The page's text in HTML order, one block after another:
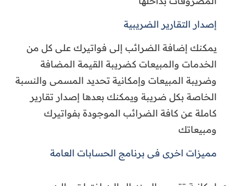
إصدار التقارير الضريبية
يمكنك إضافة الضرائب إلى فواتيرك على كل من
الخدمات والمبيعات كضريبة القيمة المضافة
وضريبة المبيعات وإمكانية تحديد المسمى والنسبة
الخاصة بكل ضريبة ويمكنك بعدها إصدار تقارير
كاملة عن كافة الضرائب الموجودة بفواتيرك
ومبيعاتك
مميزات اخرى فى برنامج الحسابات العامة